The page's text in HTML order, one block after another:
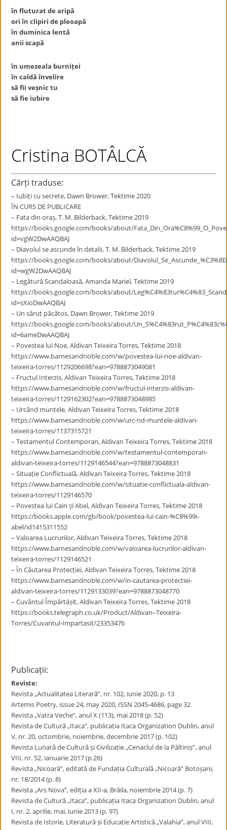
în fluturat de aripă
ori în clipiri de pleoapă
în duminica lentă
anii scapă
în umezeala burniței
în caldă învelire
să fii veșnic tu
să fie iubire
Cristina BOTÂLCĂ
Cărți traduse:
– Iubiți cu secrete, Dawn Brower, Tektime 2020
ÎN CURS DE PUBLICARE
– Fata din oraș, T. M. Bilderback, Tektime 2019
https://books.google.com/books/about/
id=vgW2DwAAQBAJ
– Diavolul se ascunde în detalii, T. M. Bilderback, Tektime 2019
https://books.google.com/books/about/
id=wgW2DwAAQBAJ
– Legătură Scandaloasă, Amanda Mariel, Tektime 2019
https://books.google.com/books/about/
id=sXioDwAAQBAJ
– Un sărut păcătos, Dawn Brower, Tektime 2019
https://books.google.com/books/about/
id=6ameDwAAQBAJ
– Povestea lui Noe, Aldivan Teixeira Torres, Tektime 2018
https://www.barnesandnoble.com/w/povestea-lui-noe-aldivan-
teixeira-torres/1129206698?ean=9788873049081
– Fructul Interzis, Aldivan Teixeira Torres, Tektime 2018
https://www.barnesandnoble.com/w/fructul-interzis-aldivan-
teixeira-torres/1129162302?ean=9788873048985
– Urcând muntele, Aldivan Teixeira Torres, Tektime 2018
https://www.barnesandnoble.com/w/urc-nd-muntele-aldivan-
teixeira-torres/1137315721
– Testamentul Contemporan, Aldivan Teixeira Torres, Tektime 2018
https://www.barnesandnoble.com/w/testamentul-contemporan-
aldivan-teixeira-torres/1129146544?ean=9788873048831
– Situație Conflictuală, Aldivan Teixeira Torres, Tektime 2018
https://www.barnesandnoble.com/w/situatie-conflictuala-aldivan-
teixeira-torres/1129146570
– Povestea lui Cain și Abel, Aldivan Teixeira Torres, Tektime 2018
https://books.apple.com/gb/book/povestea-lui-cain-%C8%99i-
abel/id1415311552
– Valoarea Lucrurilor, Aldivan Teixeira Torres, Tektime 2018
https://www.barnesandnoble.com/w/valoarea-lucrurilor-aldivan-
teixeira-torres/1129146521
– În Căutarea Protecției, Aldivan Teixeira Torres, Tektime 2018
https://www.barnesandnoble.com/w/in-cautarea-protectiei-
aldivan-teixeira-torres/1129133039?ean=9788873048770
– Cuvântul Împărtășit, Aldivan Teixeira Torres, Tektime 2018
https://books.telegraph.co.uk/Product/Aldivan–Teixeira-
Torres/Cuvantul-Impartasit/23353476
Publicații:
Reviste:
Revista „Actualitatea Literară”, nr. 102, iunie 2020, p. 13
Artemis Poetry, issue 24, may 2020, ISSN 2045-4686, page 32
Revista „Vatra Veche”, anul X (113), mai 2018 (p. 52)
Revista de Cultură „Itaca”, publicația Itaca Organization Dublin, anul
V, nr. 20, octombrie, noiembrie, decembrie 2017 (p. 102)
Revista Lunară de Cultură și Civilizație „Cenaclul de la Păltiniș”, anul
VIII, nr. 52, ianuarie 2017 (p.26)
Revista „Nicoară”, editată de Fundația Culturală „Nicoară” Botoșani,
nr. 18/2014 (p. 8)
Revista „Ars Nova”, ediția a XII-a, Brăila, noiembrie 2014 (p. 7)
Revista de Cultură „Itaca”, publicația Itaca Organization Dublin, anul
I, nr. 2, aprilie, mai, iunie 2013 (p. 97)
Revista de Istorie, Literatură și Educație Artistică „Valahia”, anul VIII,